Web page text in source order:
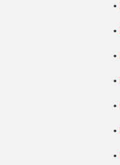
•
•
•
•
•
•
•